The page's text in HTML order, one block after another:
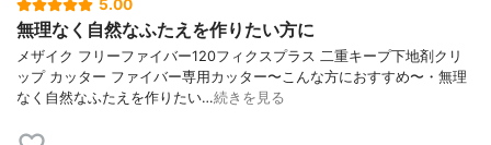
5.00
無理なく自然なふたえを作りたい方に
メザイク フリーファイバー120フィクスプラス 二重キープ下地剤クリ
ップ カッター ファイバー専用カッター〜こんな方におすすめ〜・無理
なく自然なふたえを作りたい…続きを見る